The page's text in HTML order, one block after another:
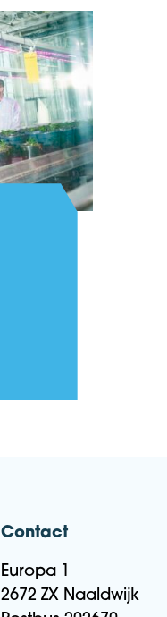
Contact
Europa 1
2672 ZX Naaldwijk